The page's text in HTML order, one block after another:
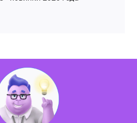
акций размещены в
промокоды.